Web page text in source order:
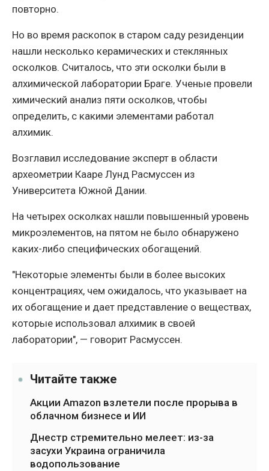
повторно.
Но во время раскопок в старом саду резиденции
нашли несколько керамических и стеклянных
осколков. Считалось, что эти осколки были в
алхимической лаборатории Браге. Ученые провели
химический анализ пяти осколков, чтобы
определить, с какими элементами работал
алхимик.
Возглавил исследование эксперт в области
археометрии Кааре Лунд Расмуссен из
Университета Южной Дании.
На четырех осколках нашли повышенный уровень
микроэлементов, на пятом не было обнаружено
каких-либо специфических обогащений.
"Некоторые элементы были в более высоких
концентрациях, чем ожидалось, что указывает на
их обогащение и дает представление о веществах,
которые использовал алхимик в своей
лаборатории", — говорит Расмуссен.
Читайте также
Акции Amazon взлетели после прорыва в
облачном бизнесе и ИИ
Днестр стремительно мелеет: из-за
засухи Украина ограничила
водопользование